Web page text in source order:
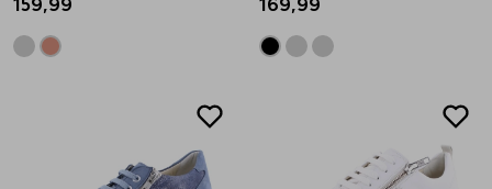
159,99 169,99